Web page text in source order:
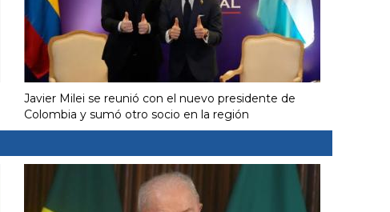
Javier Milei se reunió con el nuevo presidente de
Colombia y sumó otro socio en la región